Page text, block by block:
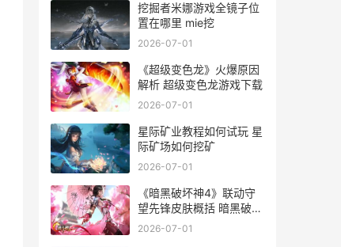
挖掘者米娜游戏全镜子位
置在哪里 mie挖
2026-07-01
《超级变色龙》火爆原因
解析 超级变色龙游戏下载
2026-07-01
星际矿业教程如何试玩 星
际矿场如何挖矿
2026-07-01
《暗黑破坏神4》联动守
望先锋皮肤概括 暗黑破坏
神4 14赛季
2026-07-01